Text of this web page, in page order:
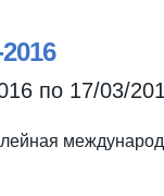
по 17/03/